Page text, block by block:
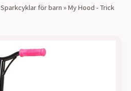
Sparkcyklar för barn »My Hood - Trick